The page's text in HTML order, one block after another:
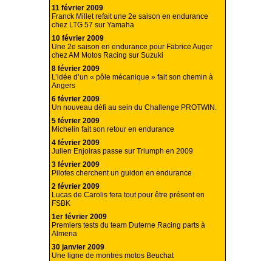
11 février 2009
Franck Millet refait une 2e saison en endurance
chez LTG 57 sur Yamaha
10 février 2009
Une 2e saison en endurance pour Fabrice Auger
chez AM Motos Racing sur Suzuki
8 février 2009
L’idée d’un « pôle mécanique » fait son chemin à
Angers
6 février 2009
Un nouveau défi au sein du Challenge PROTWIN.
5 février 2009
Michelin fait son retour en endurance
4 février 2009
Julien Enjolras passe sur Triumph en 2009
3 février 2009
Pilotes cherchent un guidon en endurance
2 février 2009
Lucas de Carolis fera tout pour être présent en
FSBK
1er février 2009
Premiers tests du team Duterne Racing parts à
Almeria
30 janvier 2009
Une ligne de montres motos Beuchat